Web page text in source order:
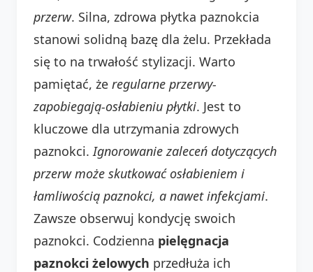
przerw. Silna, zdrowa płytka paznokcia
stanowi solidną bazę dla żelu. Przekłada
się to na trwałość stylizacji. Warto
pamiętać, że regularne przerwy-
zapobiegają-osłabieniu płytki. Jest to
kluczowe dla utrzymania zdrowych
paznokci. Ignorowanie zaleceń dotyczących
przerw może skutkować osłabieniem i
łamliwością paznokci, a nawet infekcjami.
Zawsze obserwuj kondycję swoich
paznokci. Codzienna pielęgnacja
paznokci żelowych przedłuża ich